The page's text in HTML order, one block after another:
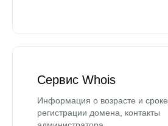
Сервис Whois
Информация о возрасте и сроке
регистрации домена, контакты